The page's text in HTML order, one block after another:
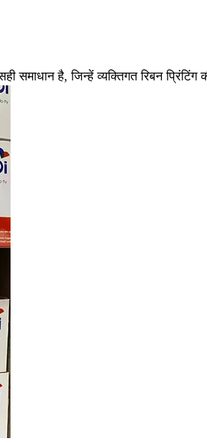
समाधान है, जिन्हें व्यक्तिगत रिबन प्रिंटिंग